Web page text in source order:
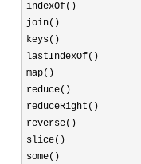
indexOf()
join()
keys()
lastIndexOf()
map()
reduce()
reduceRight()
reverse()
slice()
some()